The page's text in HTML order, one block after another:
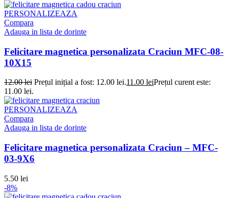
PERSONALIZEAZA
Compara
Adauga in lista de dorinte
Felicitare magnetica personalizata Craciun MFC-08-
10X15
12.00lei Prețul inițial a fost: 12.00 lei.11.00 leiPrețul curent este:
11.00 lei.
PERSONALIZEAZA
Compara
Adauga in lista de dorinte
Felicitare magnetica personalizata Craciun – MFC-
03-9X6
5.50 lei
-8%